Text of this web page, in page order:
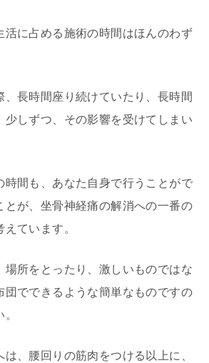
活に占める施術の時間はほんのわず
、長時間座り続けていたり、長時間
少しずつ、その影響を受けてしまい
時間も、あなた自身で行うことがで
とが、坐骨神経痛の解消への一番の
ています。
場所をとったり、激しいものではな
団でできるような簡単なものですの
、腰回りの筋肉をつける以上に、